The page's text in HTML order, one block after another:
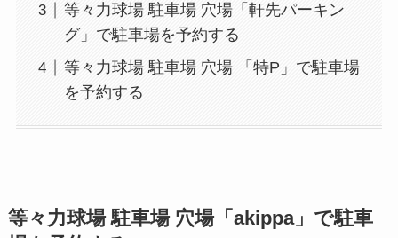
等々力球場 駐車場 穴場「軒先パーキン
グ」で駐車場を予約する
等々力球場 駐車場 穴場 「特P」で駐車場
を予約する
等々力球場駐車場 穴場「akippa」で駐車